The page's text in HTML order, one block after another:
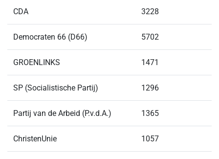
CDA 3228
Democraten 66 (D66) 5702
GROENLINKS 1471
SP (Socialistische Partij) 1296
Partij van de Arbeid (P.v.d.A.) 1365
ChristenUnie 1057